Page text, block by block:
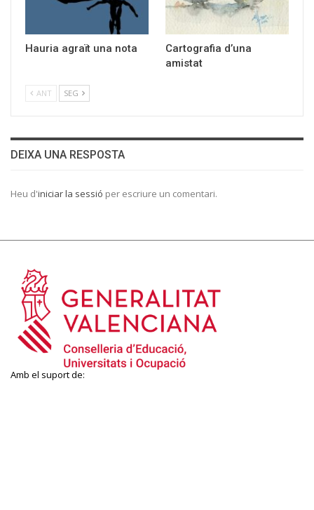
Hauria agraït una nota
Cartografia d’una
amistat
ANT SEG
DEIXA UNA RESPOSTA
Heu d'iniciar la sessió per escriure un comentari.
Amb el suport de: